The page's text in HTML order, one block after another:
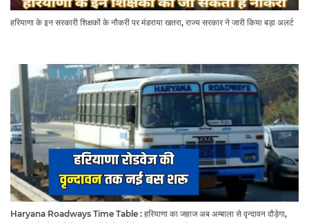
हरियाणा के इन सरकारी शिक्षकों के नौकरी पर मंडराया खतरा, राज्य सरकार ने जारी किया बड़ा अलर्ट
Haryana Roadways Time Table : हरियाणा का जहाज अब अम्बाला से वृन्दावन दौड़ेगा,